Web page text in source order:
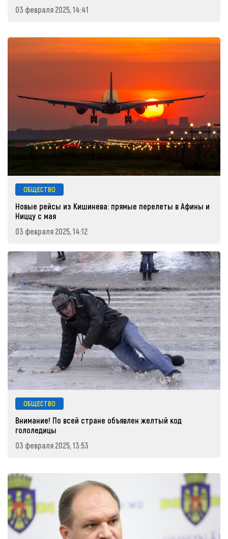
03 февраля 2025, 14:41
ОБЩЕСТВО
Новые рейсы из Кишинева: прямые перелеты в Афины и
Ниццу с мая
03 февраля 2025, 14:12
ОБЩЕСТВО
Внимание! По всей стране объявлен желтый код
гололедицы
03 февраля 2025, 13:53